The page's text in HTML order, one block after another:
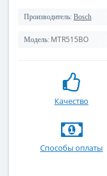
Производитель: Bosch
Модель: MTR515BO
Качество
Способы оплаты